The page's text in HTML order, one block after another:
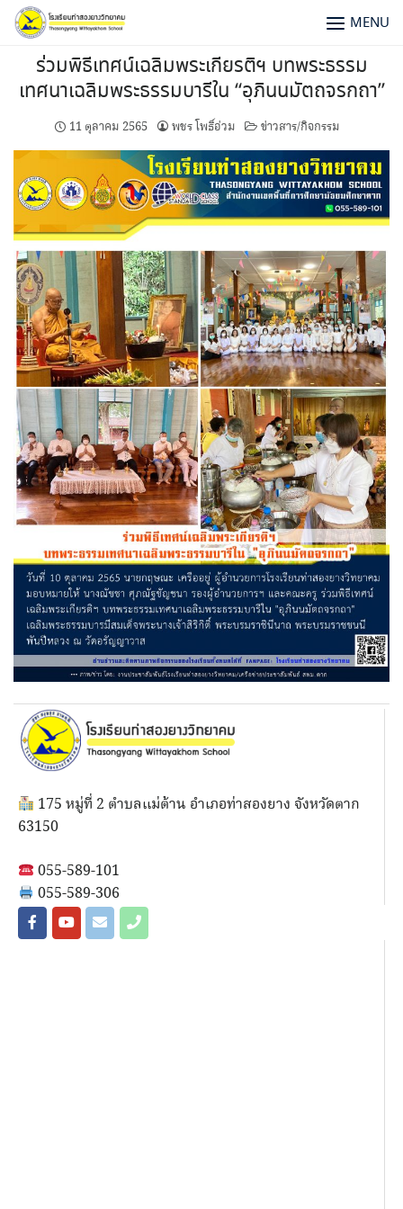
MENU
ร่วมพิธีเทศน์เฉลิมพระเกียรติฯ บทพระธรรม
เทศนาเฉลิมพระธรรมบารีใน “อุภินนมัตถจรกถา”
11 ตุลาคม 2565 พชร โพธิ์อ่วม ข่าวสาร/กิจกรรม
175 หมู่ที่ 2 ตำบลแม่ต้าน อำเภอท่าสองยาง จังหวัดตาก
63150
055-589-101
055-589-306